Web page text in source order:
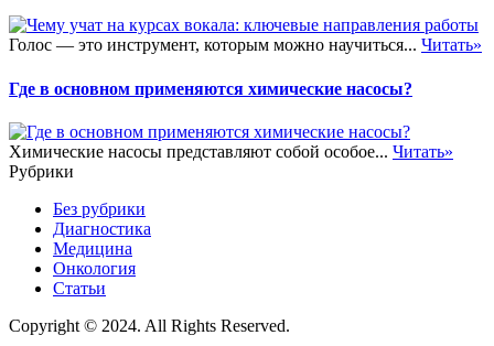
Голос — это инструмент, которым можно научиться... Читать»
Где в основном применяются химические насосы?
Химические насосы представляют собой особое... Читать»
Рубрики
Без рубрики
Диагностика
Медицина
Онкология
Статьи
Copyright © 2024. All Rights Reserved.